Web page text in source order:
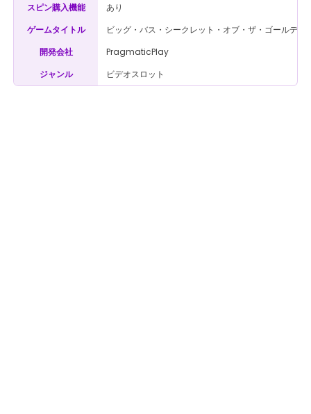
スピン購入機能 あり
ゲームタイトル ビッグ・バス・シークレット・オブ・ザ・ゴール
開発会社 PragmaticPlay
ジャンル ビデオスロット